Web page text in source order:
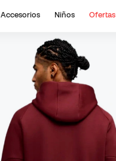
Accesorios Niños Ofertas